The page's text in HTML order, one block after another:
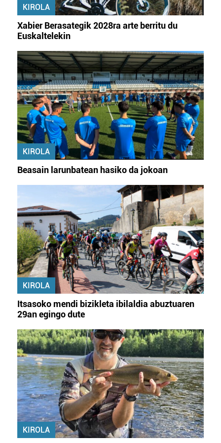
irakurri
KIROLA
Xabier Berasategik 2028ra arte berritu du
Euskaltelekin
KIROLA
Beasain larunbatean hasiko da jokoan
KIROLA
Itsasoko mendi bizikleta ibilaldia abuztuaren
29an egingo dute
KIROLA